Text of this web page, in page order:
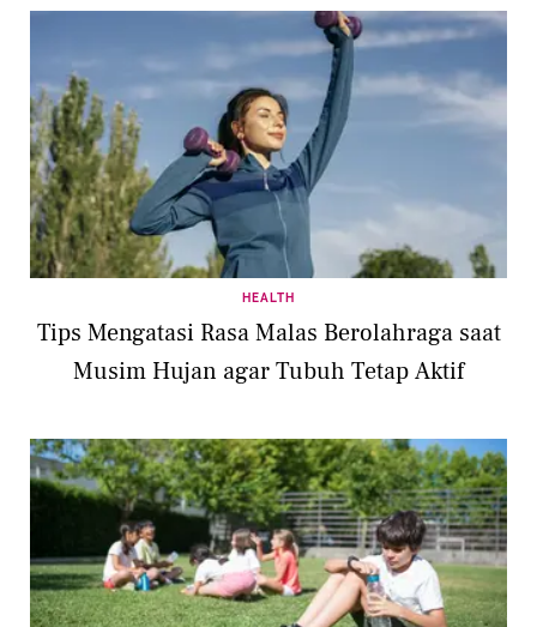
HEALTH
Tips Mengatasi Rasa Malas Berolahraga saat
Musim Hujan agar Tubuh Tetap Aktif